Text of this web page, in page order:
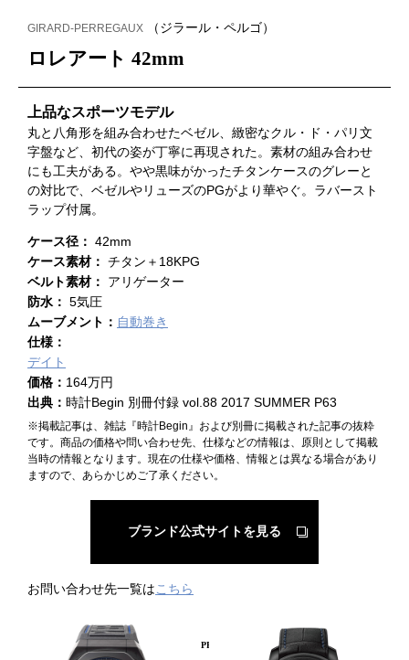
GIRARD-PERREGAUX （ジラール・ペルゴ）
ロレアート 42mm
上品なスポーツモデル
丸と八角形を組み合わせたベゼル、緻密なクル・ド・パリ文
字盤など、初代の姿が丁寧に再現された。素材の組み合わせ
にも工夫がある。やや黒味がかったチタンケースのグレーと
の対比で、ベゼルやリューズのPGがより華やぐ。ラバースト
ラップ付属。
ケース径： 42mm
ケース素材： チタン＋18KPG
ベルト素材： アリゲーター
防水： 5気圧
ムーブメント： 自動巻き
仕様：
デイト
価格： 164万円
出典： 時計Begin 別冊付録 vol.88 2017 SUMMER P63
※掲載記事は、雑誌『時計Begin』および別冊に掲載された記事の抜粋
です。商品の価格や問い合わせ先、仕様などの情報は、原則として掲載
当時の情報となります。現在の仕様や価格、情報とは異なる場合があり
ますので、あらかじめご了承ください。
ブランド公式サイトを見る
お問い合わせ先一覧はこちら
PICKUP PRODUCT